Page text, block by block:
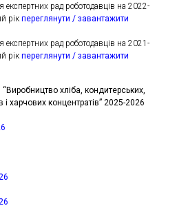
рад роботодавців на 2022-
рік переглянути / завантажити
рад роботодавців на 2021-
рік переглянути / завантажити
“Виробництво хліба, кондитерських,
харчових концентратів” 2025-2026